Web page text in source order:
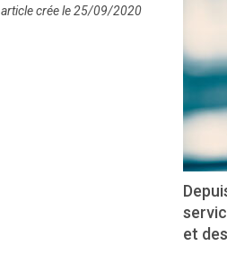
et
article crée le 25/09/2020